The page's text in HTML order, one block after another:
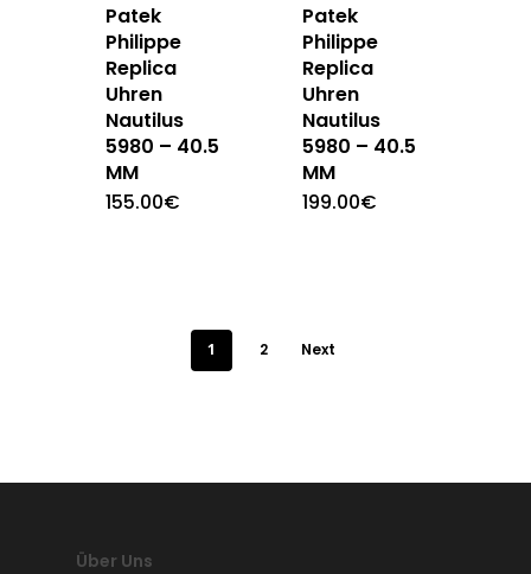
Patek
Philippe
Replica
Uhren
Nautilus
5980 – 40.5
MM
155.00€
Patek
Philippe
Replica
Uhren
Nautilus
5980 – 40.5
MM
199.00€
1 2 Next
Über Uns